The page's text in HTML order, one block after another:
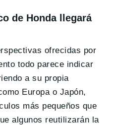
de Honda llegará
ofrecidas por
todo parece indicar
a su propia
Europa o Japón,
más pequeños que
algunos reutilizarán la